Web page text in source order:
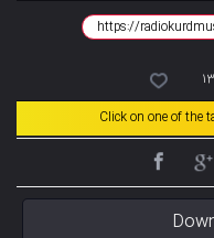
Click on one of the